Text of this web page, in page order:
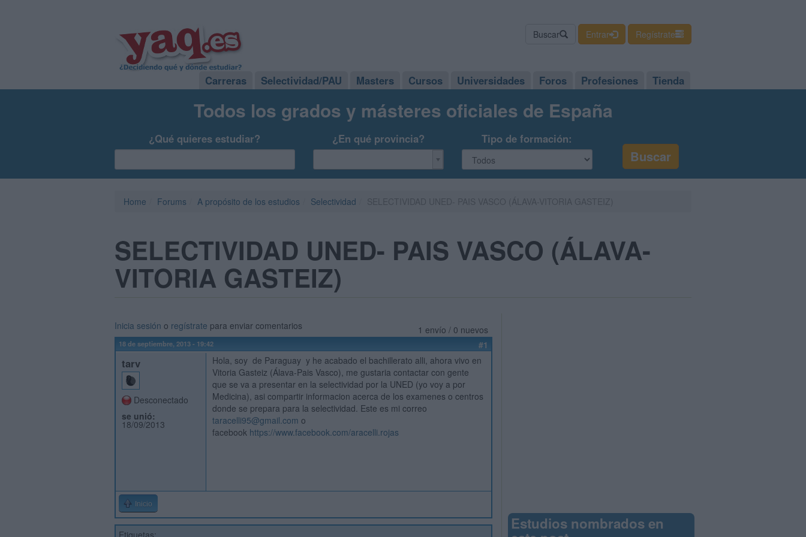
Buscar Entrar Regístrate
Carreras Selectividad/PAU Masters Cursos Universidades Foros Profesiones Tienda
Todos los grados y másteres oficiales de España
¿Qué quieres estudiar? ¿En qué provincia? Tipo de formación:
Home Forums A propósito de los estudios Selectividad
SELECTIVIDAD UNED- PAIS VASCO (ÁLAVA-
VITORIA GASTEIZ)
1 envío / 0 nuevos
Inicia sesión o regístrate para enviar comentarios
18 de septiembre, 2013 - 19:42 #1
tarv
Desconectado
se unió:
18/09/2013
Hola, soy de Paraguay y he acabado el bachillerato alli, ahora vivo en
Vitoria Gasteiz (Álava-Pais Vasco), me gustaria contactar con gente
que se va a presentar en la selectividad por la UNED (yo voy a por
Medicina), asi compartir informacion acerca de los examenes o centros
donde se prepara para la selectividad. Este es mi correo
taracelli95@gmail.com o
facebook https://www.facebook.com/aracelli.rojas
Inicio
Etiquetas:
Estudios nombrados en